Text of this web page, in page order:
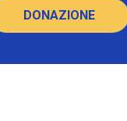
DONAZIONE